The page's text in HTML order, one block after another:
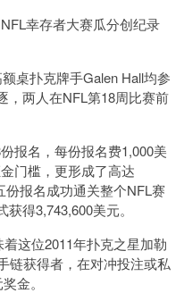
桌扑克牌手Galen Hall均参
，两人在NFL第18周比赛前
报名，每份报名费1,000美
门槛，更形成了高达
份报名成功通关整个NFL赛
得3,743,600美元。
这位2011年扑克之星加勒
链获得者，在对冲投注或私
金。